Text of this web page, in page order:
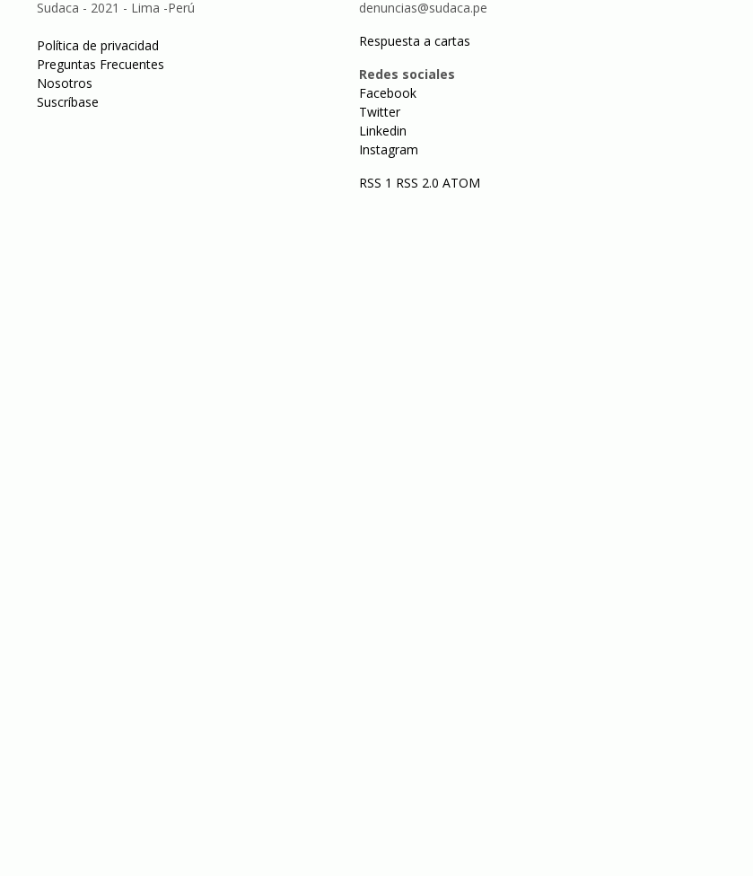
Sudaca - 2021 - Lima -Perú
Política de privacidad
Preguntas Frecuentes
Nosotros
Suscríbase
denuncias@sudaca.pe
Respuesta a cartas
Redes sociales
Facebook
Twitter
Linkedin
Instagram
RSS 1 RSS 2.0 ATOM